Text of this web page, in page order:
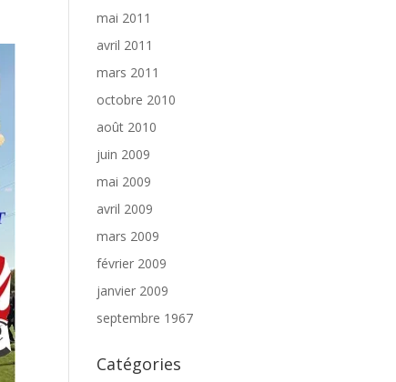
mai 2011
avril 2011
mars 2011
octobre 2010
août 2010
juin 2009
mai 2009
avril 2009
mars 2009
février 2009
janvier 2009
septembre 1967
Catégories